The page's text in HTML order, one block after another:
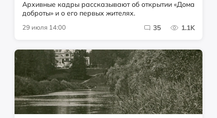
Архивные кадры рассказывают об открытии «Дома
доброты» и о его первых жителях.
29 июля 14:00 35 1.1K